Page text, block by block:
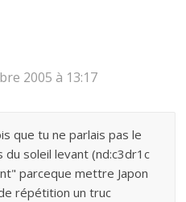
2005 à 13:17
que tu ne parlais pas le
du soleil levant (nd:c3dr1c
parceque mettre Japon
répétition un truc